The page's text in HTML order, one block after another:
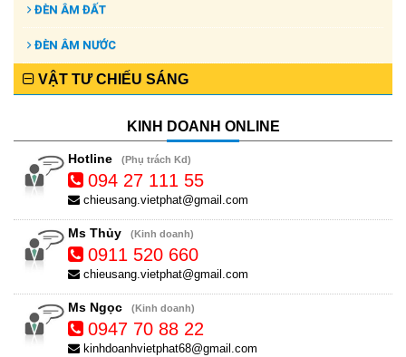
ĐÈN ÂM ĐẤT
ĐÈN ÂM NƯỚC
VẬT TƯ CHIẾU SÁNG
KINH DOANH ONLINE
Hotline (Phụ trách Kd)
094 27 111 55
chieusang.vietphat@gmail.com
Ms Thủy (Kinh doanh)
0911 520 660
chieusang.vietphat@gmail.com
Ms Ngọc (Kinh doanh)
0947 70 88 22
kinhdoanhvietphat68@gmail.com